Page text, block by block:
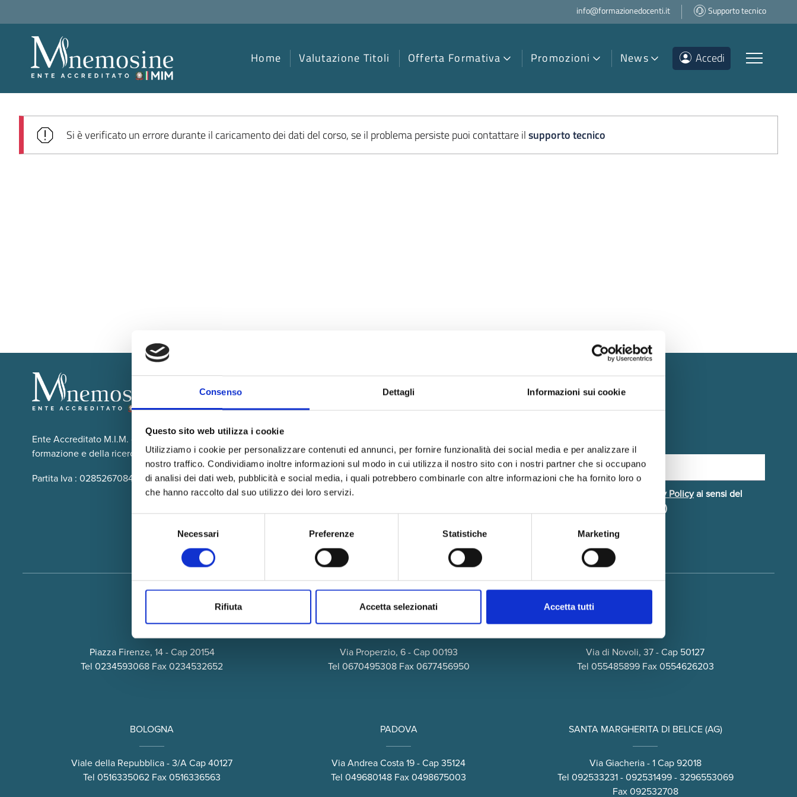
Consenso Dettagli Informazioni sui cookie
Questo sito web utilizza i cookie
Utilizziamo i cookie per personalizzare contenuti ed annunci, per fornire funzionalità dei social media e per analizzare il
nostro traffico. Condividiamo inoltre informazioni sul modo in cui utilizza il nostro sito con i nostri partner che si occupano
di analisi dei dati web, pubblicità e social media, i quali potrebbero combinarle con altre informazioni che ha fornito loro o
che hanno raccolto dal suo utilizzo dei loro servizi.
Necessari Preferenze Statistiche Marketing
Rifiuta Accetta selezionati Accetta tutti
info@formazionedocenti.it Supporto tecnico
Home Valutazione Titoli Offerta Formativa Promozioni News Accedi
Si è verificato un errore durante il caricamento dei dati del corso, se il problema persiste puoi contattare ilsupporto tecnico
Ente Accreditato M.I.M. che opera dal 2005 su tutto il territorio Nazionale ed Internazionale nel campo della
formazione e della ricerca scolastica, educativa ed Universitaria.
Partita Iva : 02852670849 - Cod. Fisc: 02402740845
Privacy Policyai sensi del
Regolamento UE 2016/679 (GDPR)
Piazza Firenze, 14 - Cap 20154
Tel 0234593068 Fax 0234532652
Via Properzio, 6 - Cap 00193
Tel 0670495308Fax 0677456950
Via di Novoli, 37 - Cap 50127
Tel 055485899Fax 0554626203
BOLOGNA
Viale della Repubblica - 3/A Cap 40127
Tel 0516335062 Fax 0516336563
PADOVA
Via Andrea Costa 19 - Cap 35124
Tel 049680148 Fax 0498675003
SANTA MARGHERITA DI BELICE (AG)
Via Giacheria - 1 Cap 92018
Tel 092533231- 092531499- 3296553069
Fax 092532708